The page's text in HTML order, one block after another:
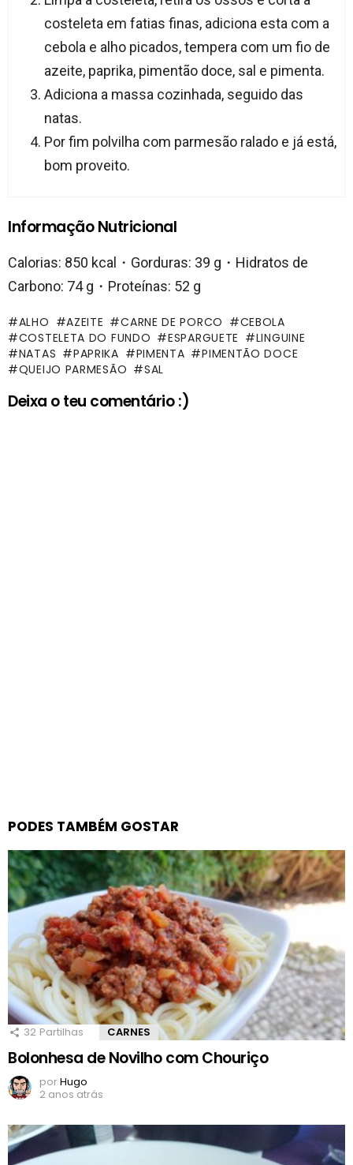
costeleta em fatias finas, adiciona esta com a
cebola e alho picados, tempera com um fio de
azeite, paprika, pimentão doce, sal e pimenta.
Adiciona a massa cozinhada, seguido das
natas.
Por fim polvilha com parmesão ralado e já está,
bom proveito.
Informação Nutricional
Calorias: 850 kcal・Gorduras: 39 g・Hidratos de
Carbono: 74 g・Proteínas: 52 g
ALHO AZEITE CARNE DE PORCO
CEBOLA
COSTELETA DO FUNDO
ESPARGUETE
LINGUINE
NATAS
PAPRIKA PIMENTA
PIMENTÃO DOCE
QUEIJO PARMESÃO
SAL
Deixa o teu comentário :)
PODES TAMBÉM GOSTAR
32 Partilhas CARNES
Bolonhesa de Novilho com Chouriço
porHugo
2 anos atrás